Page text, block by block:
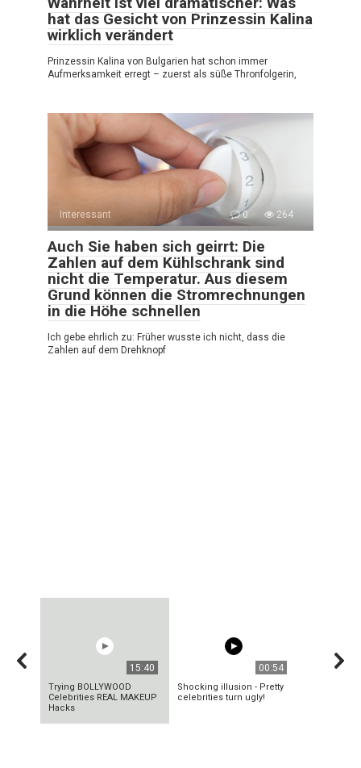
hat das Gesicht von Prinzessin Kalina
wirklich verändert
Prinzessin Kalina von Bulgarien hat schon immer
Aufmerksamkeit erregt – zuerst als süße Thronfolgerin,
Interessant 0 264
Auch Sie haben sich geirrt: Die
Zahlen auf dem Kühlschrank sind
nicht die Temperatur. Aus diesem
Grund können die Stromrechnungen
in die Höhe schnellen
Ich gebe ehrlich zu: Früher wusste ich nicht, dass die
Zahlen auf dem Drehknopf
15:40
Trying BOLLYWOOD
Celebrities REAL MAKEUP
Hacks
00:54
Shocking illusion - Pretty
celebrities turn ugly!